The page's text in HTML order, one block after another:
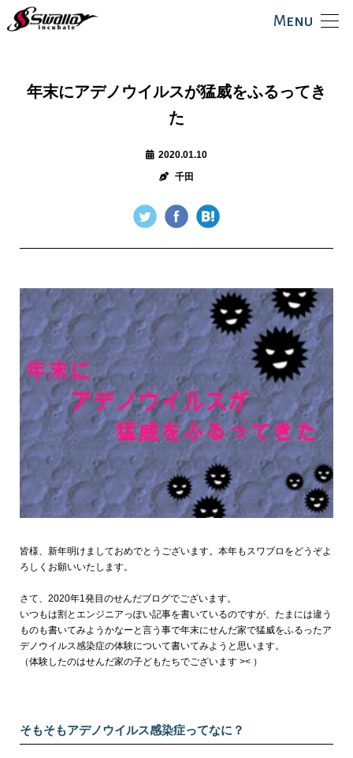
Menu
年末にアデノウイルスが猛威をふるってき
た
2020.01.10
千田
皆様、新年明けましておめでとうございます。本年もスワブロをどうぞよ
ろしくお願いいたします。
さて、2020年1発目のせんだブログでございます。
いつもは割とエンジニアっぽい記事を書いているのですが、たまには違う
ものも書いてみようかなーと言う事で年末にせんだ家で猛威をふるったア
デノウイルス感染症の体験について書いてみようと思います。
（体験したのはせんだ家の子どもたちでございます >< ）
そもそもアデノウイルス感染症ってなに？